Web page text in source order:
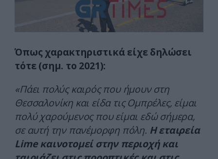
Όπως χαρακτηριστικά είχε δηλώσει
τότε (σημ. το 2021):
«Πάει πολύς καιρός που ήμουν στη
Θεσσαλονίκη και είδα τις Ομπρέλες, είμαι
πολύ χαρούμενος που είμαι εδώ σήμερα,
σε αυτή την πανέμορφη πόλη. Η εταιρεία
Lime καινοτομεί στην περιοχή και